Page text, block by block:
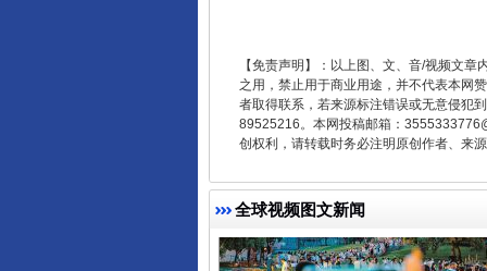
【免责声明】：以上图、文、音/视频文
之用，禁止用于商业用途，并不代表本网
者取得联系，若来源标注错误或无意侵犯
89525216。本网投稿邮箱：
创权利，请转载时务必注明原创作者、来
全球视频图文新闻
千年窑火 生生不息